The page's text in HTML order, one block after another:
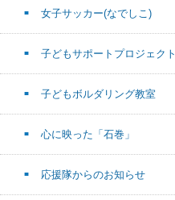
女子サッカー(なでしこ)
子どもサポートプロジェクト
子どもボルダリング教室
心に映った「石巻」
応援隊からのお知らせ